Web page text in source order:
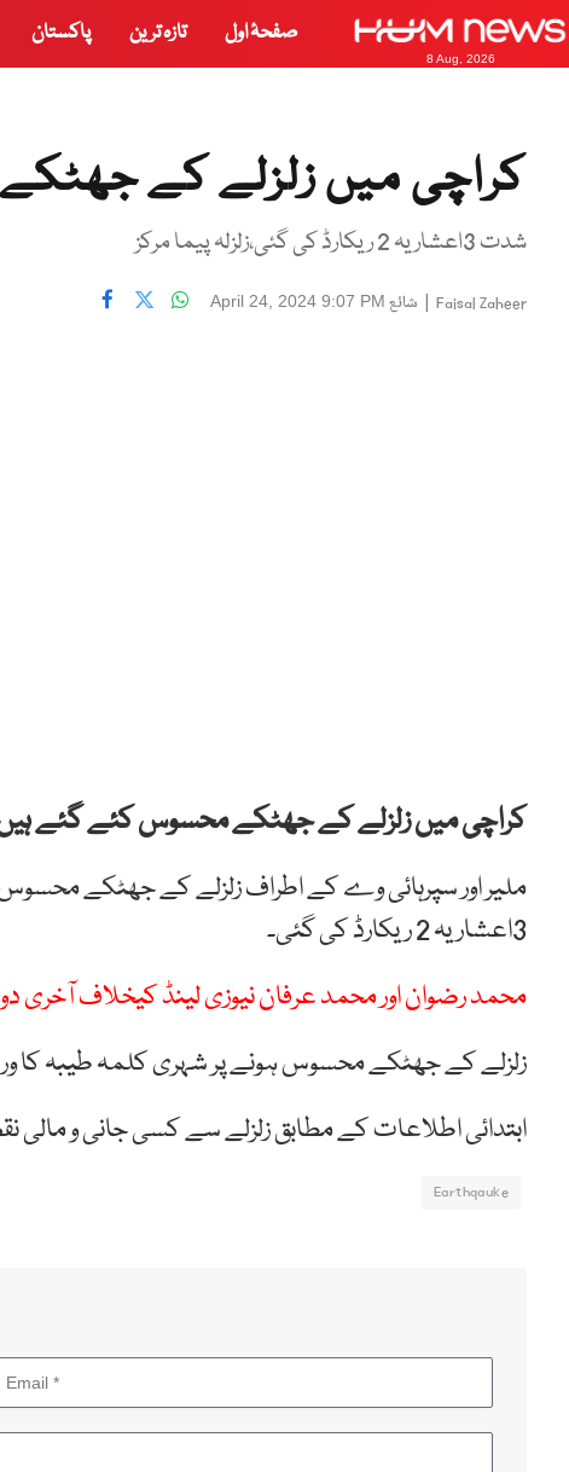
8 Aug, 2026
صفحۂ اول تازہ ترین پاکستان
کراچی میں زلزلے کے جھٹکے
شدت 3اعشاریہ 2 ریکارڈ کی گئی،زلزلہ پیما مرکز
Faisal Zaheer
| شائع April 24, 2024 9:07 PM
کراچی میں زلزلے کے جھٹکے محسوس کئے گئے
ملیر اور سپرہائی وے کے اطراف زلزلے کے جھٹکے
3اعشاریہ 2 ریکارڈ کی گئی۔
محمد رضوان اور محمد عرفان نیوزی لینڈ کیخلاف آخری دو
زلزلے کے جھٹکے محسوس ہونے پر شہری کلمہ طیبہ کا ورد
ابتدائی اطلاعات کے مطابق زلزلے سے کسی جانی و مالی
Earthqauke